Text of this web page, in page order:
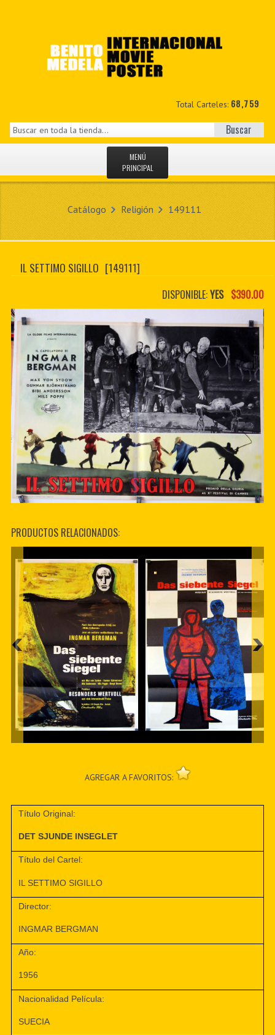
Total Carteles: 68,759
Buscar
MENÚ
PRINCIPAL
NOVEDADES
MIS DATOS
CONTACTO
CUSTOM PDF
Catálogo Religión 149111
IL SETTIMO SIGILLO [149111]
DISPONIBLE:YES $390.00
PRODUCTOS RELACIONADOS:
AGREGAR A FAVORITOS:
Título Original:
DET SJUNDE INSEGLET
Título del Cartel:
IL SETTIMO SIGILLO
Director:
INGMAR BERGMAN
Año:
1956
Nacionalidad Película:
SUECIA